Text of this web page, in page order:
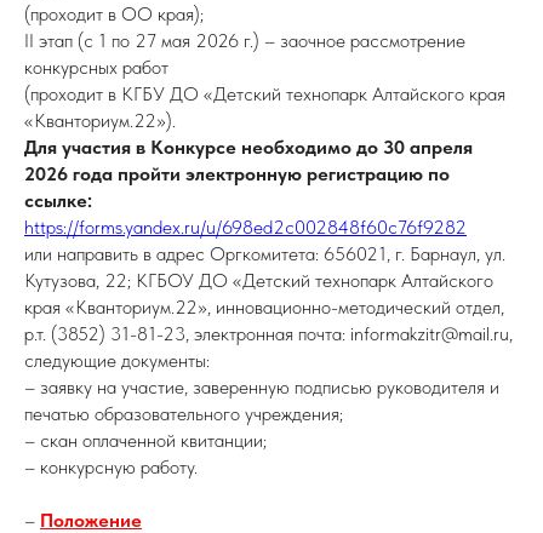
(проходит в ОО края);
II этап (с 1 по 27 мая 2026 г.) – заочное рассмотрение
конкурсных работ
(проходит в КГБУ ДО «Детский технопарк Алтайского края
«Кванториум.22»).
Для участия в Конкурсе необходимо до 30 апреля
2026 года пройти электронную регистрацию по
ссылке:
https://forms.yandex.ru/u/698ed2c002848f60c76f9282
или направить в адрес Оргкомитета: 656021, г. Барнаул, ул.
Кутузова, 22; КГБОУ ДО «Детский технопарк Алтайского
края «Кванториум.22», инновационно-методический отдел,
р.т. (3852) 31-81-23, электронная почта: informakzitr@mail.ru,
следующие документы:
– заявку на участие, заверенную подписью руководителя и
печатью образовательного учреждения;
– скан оплаченной квитанции;
– конкурсную работу.
– Положение